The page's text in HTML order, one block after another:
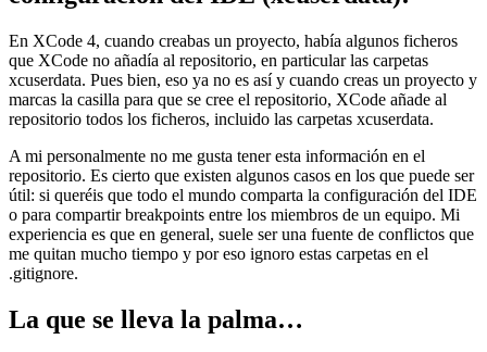
En XCode 4, cuando creabas un proyecto, había algunos ficheros
que XCode no añadía al repositorio, en particular las carpetas
xcuserdata. Pues bien, eso ya no es así y cuando creas un proyecto y
marcas la casilla para que se cree el repositorio, XCode añade al
repositorio todos los ficheros, incluido las carpetas xcuserdata.
A mi personalmente no me gusta tener esta información en el
repositorio. Es cierto que existen algunos casos en los que puede ser
útil: si queréis que todo el mundo comparta la configuración del IDE
o para compartir breakpoints entre los miembros de un equipo. Mi
experiencia es que en general, suele ser una fuente de conflictos que
me quitan mucho tiempo y por eso ignoro estas carpetas en el
.gitignore.
La que se lleva la palma…